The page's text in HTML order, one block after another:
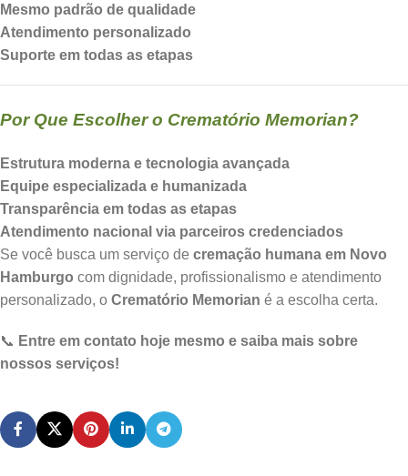
Mesmo padrão de qualidade
Atendimento personalizado
Suporte em todas as etapas
Por Que Escolher o Crematório Memorian?
Estrutura moderna e tecnologia avançada
Equipe especializada e humanizada
Transparência em todas as etapas
Atendimento nacional via parceiros credenciados
Se você busca um serviço de cremação humana em Novo
Hamburgo com dignidade, profissionalismo e atendimento
personalizado, o Crematório Memorian é a escolha certa.
📞 Entre em contato hoje mesmo e saiba mais sobre
nossos serviços!